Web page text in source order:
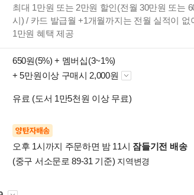
최대 1만원 또는 2만원 할인(전월 30만원 또는
시) / 카드 발급월 +1개월까지는 전월 실적이 없
1만원 혜택 제공
650원(5%) + 멤버십(3~1%)
+ 5만원이상 구매시 2,000원
유료 (도서 1만5천원 이상 무료)
양탄자배송
오후 1시까지 주문하면 밤 11시 잠들기전 배송
(중구 서소문로 89-31 기준) 지역변경